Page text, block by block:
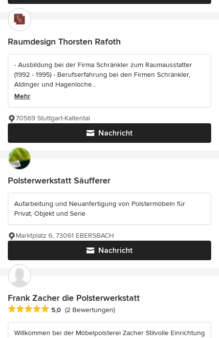
Raumdesign Thorsten Rafoth
- Ausbildung bei der Firma Schränkler zum Raumausstatter
(1992 - 1995) - Berufserfahrung bei den Firmen Schränkler,
Aldinger und Hagenloche...
Mehr
Nachricht
70569 Stuttgart-Kaltental
Polsterwerkstatt Säufferer
Aufarbeitung und Neuanfertigung von Polstermöbeln für
Privat, Objekt und Serie
Nachricht
Marktplatz 6, 73061 EBERSBACH
Frank Zacher die Polsterwerkstatt
Durchschnittliche Bewertung: 5 von 5 Sternen
5,0 (2 Bewertungen)
Willkommen bei der Möbelpolsterei Zacher Stilvolle Einrichtung